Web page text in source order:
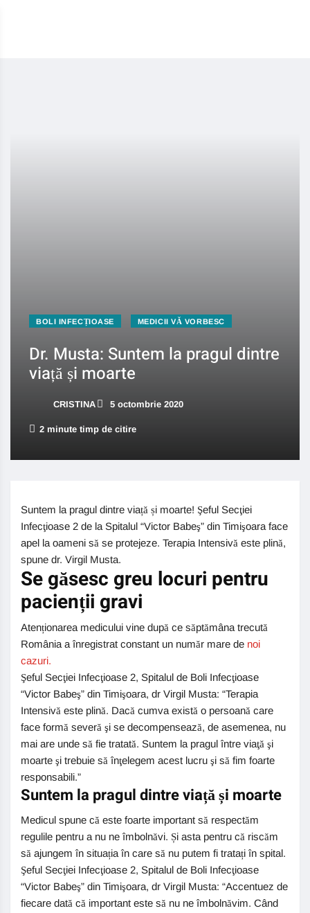
BOLI INFECȚIOASE MEDICII VĂ VORBESC
Dr. Musta: Suntem la pragul dintre
viață și moarte
CRISTINA 5 octombrie 2020
2 minute timp de citire
Suntem la pragul dintre viață și moarte! Şeful Secţiei
Infecţioase 2 de la Spitalul “Victor Babeş” din Timişoara face
apel la oameni să se protejeze. Terapia Intensivă este plină,
spune dr. Virgil Musta.
Se găsesc greu locuri pentru
pacienții gravi
Atenționarea medicului vine după ce săptămâna trecută
România a înregistrat constant un număr mare de noi
cazuri.
Şeful Secţiei Infecţioase 2, Spitalul de Boli Infecţioase
“Victor Babeş” din Timişoara, dr Virgil Musta: “Terapia
Intensivă este plină. Dacă cumva există o persoană care
face formă severă şi se decompensează, de asemenea, nu
mai are unde să fie tratată. Suntem la pragul între viaţă şi
moarte şi trebuie să înţelegem acest lucru şi să fim foarte
responsabili.”
Suntem la pragul dintre viață și moarte
Medicul spune că este foarte important să respectăm
regulile pentru a nu ne îmbolnăvi. Și asta pentru că riscăm
să ajungem în situația în care să nu putem fi tratați în spital.
Şeful Secţiei Infecţioase 2, Spitalul de Boli Infecţioase
“Victor Babeş” din Timişoara, dr Virgil Musta: “Accentuez de
fiecare dată că important este să nu ne îmbolnăvim. Când